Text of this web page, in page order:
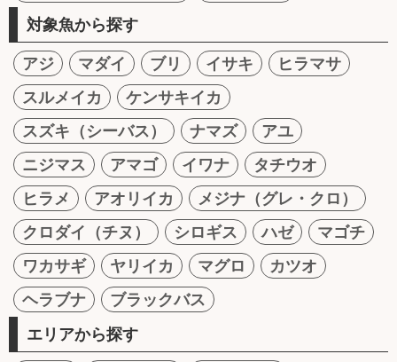
対象魚から探す
アジ マダイ ブリ イサキ
ヒラマサ
スルメイカ
ケンサキイカ
スズキ（シーバス）
ナマズ
アユ
ニジマス
アマゴ イワナ
タチウオ
ヒラメ
アオリイカ
メジナ（グレ・クロ）
クロダイ（チヌ）
シロギス ハゼ
マゴチ
ワカサギ
ヤリイカ マグロ
カツオ
ヘラブナ
ブラックバス
エリアから探す